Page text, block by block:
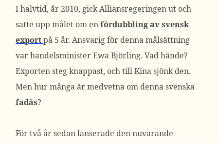
I halvtid, år 2010, gick Alliansregeringen ut och
satte upp målet om enfördubbling av svensk
exportpå 5 år. Ansvarig för denna målsättning
var handelsminister Ewa Björling. Vad hände?
Exporten steg knappast, och till Kina sjönk den.
Men hur många är medvetna om denna svenska
fadäs?
För två år sedan lanserade den nuvarande